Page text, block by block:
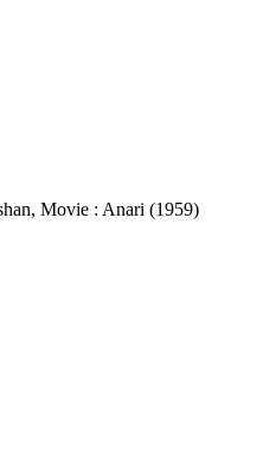
Movie : Anari (1959)